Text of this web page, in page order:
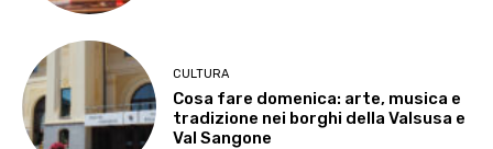
CULTURA
Cosa fare domenica: arte, musica e
tradizione nei borghi della Valsusa e
Val Sangone